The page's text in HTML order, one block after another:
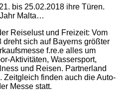
bis 25.02.2018 ihre Türen.
Malta…
Reiselust und Freizeit: Vom
dreht sich auf Bayerns größter
f.re.e alles um
Aktivitäten, Wassersport,
und Reisen. Partnerland
Zeitgleich finden auch die Auto-
Messe statt.